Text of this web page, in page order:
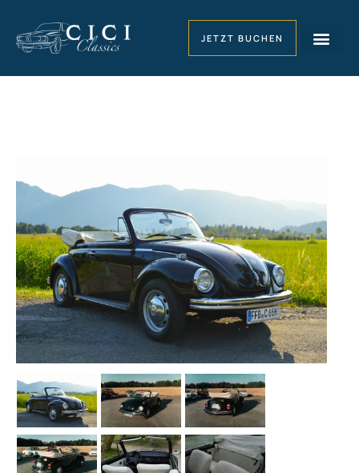
JETZT BUCHEN